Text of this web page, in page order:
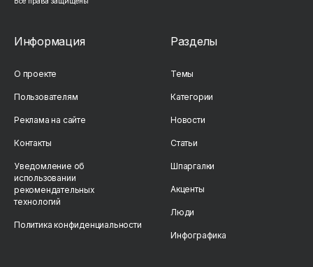
Информация
О проекте
Пользователям
Реклама на сайте
Контакты
Уведомление об
использовании
рекомендательных
технологий
Политика конфиденциальности
Разделы
Темы
Категории
Новости
Статьи
Шпаргалки
Акценты
Люди
Инфографика